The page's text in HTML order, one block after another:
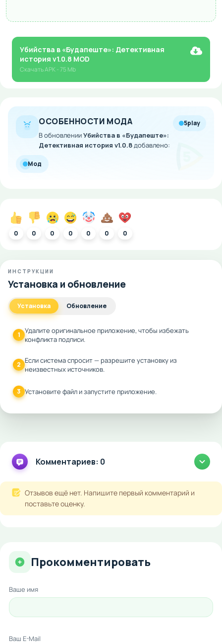
Убийства в «Будапеште»: Детективная
история v1.0.8 MOD
СкачатьAPK- 75 Mb
ОСОБЕННОСТИ МОДА
В обновленииУбийства в «Будапеште»:
Детективная история v1.0.8добавлено:
5play
Мод
0 0 0 0 0 0 0
ИНСТРУКЦИИ
Установка и обновление
Установка Обновление
1 Удалите оригинальное приложение, чтобы избежать
конфликта подписи.
2 Если система спросит — разрешите установку из
неизвестных источников.
3 Установите файл и запустите приложение.
Комментариев: 0
Отзывов ещё нет. Напишите первый комментарий и
поставьте оценку.
Прокомментировать
Ваше имя
Ваш E-Mail